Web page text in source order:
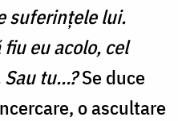
suferințele lui.
eu acolo, cel
Sau tu…?Se duce
o ascultare